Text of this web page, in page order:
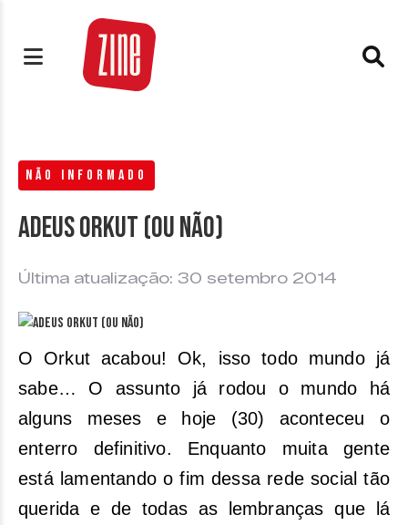
NÃO INFORMADO
Adeus Orkut (ou não)
Última atualização: 30 setembro 2014
O Orkut acabou! Ok, isso todo mundo já
sabe… O assunto já rodou o mundo há
alguns meses e hoje (30) aconteceu o
enterro definitivo. Enquanto muita gente
está lamentando o fim dessa rede social tão
querida e de todas as lembranças que lá